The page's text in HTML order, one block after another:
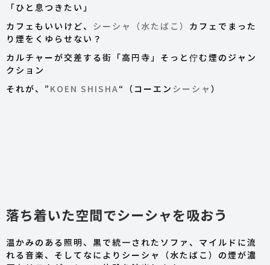
「ひと息つきたい」
カフェもいいけど、 シーシャ（水たばこ） カフェでまった
り煙をくゆらせない？
カルチャーが交差する街「高円寺」そっと佇む煙のジャン
クション
それが、” KOEN SHISHA“（コーエン シーシャ ）
落ち着いた空間でシーシャを吸おう
温かみのある照明、黒で統一されたソファ、マイルドに流
れる音楽、そしてなによりシーシャ（水たばこ）の煙が濃